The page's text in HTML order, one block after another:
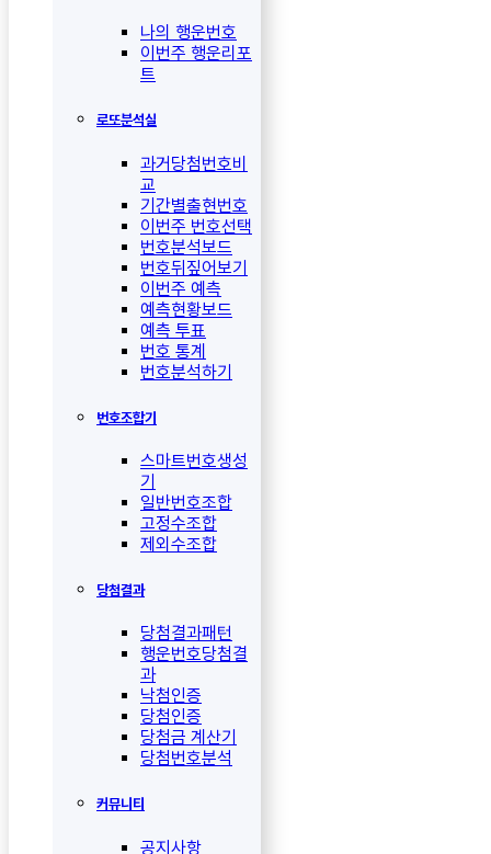
나의 행운번호
이번주 행운리포
트
로또분석실
과거당첨번호비
교
기간별출현번호
이번주 번호선택
번호분석보드
번호뒤짚어보기
이번주 예측
예측현황보드
예측 투표
번호 통계
번호분석하기
번호조합기
스마트번호생성
기
일반번호조합
고정수조합
제외수조합
당첨결과
당첨결과패턴
행운번호당첨결
과
낙첨인증
당첨인증
당첨금 계산기
당첨번호분석
커뮤니티
공지사항